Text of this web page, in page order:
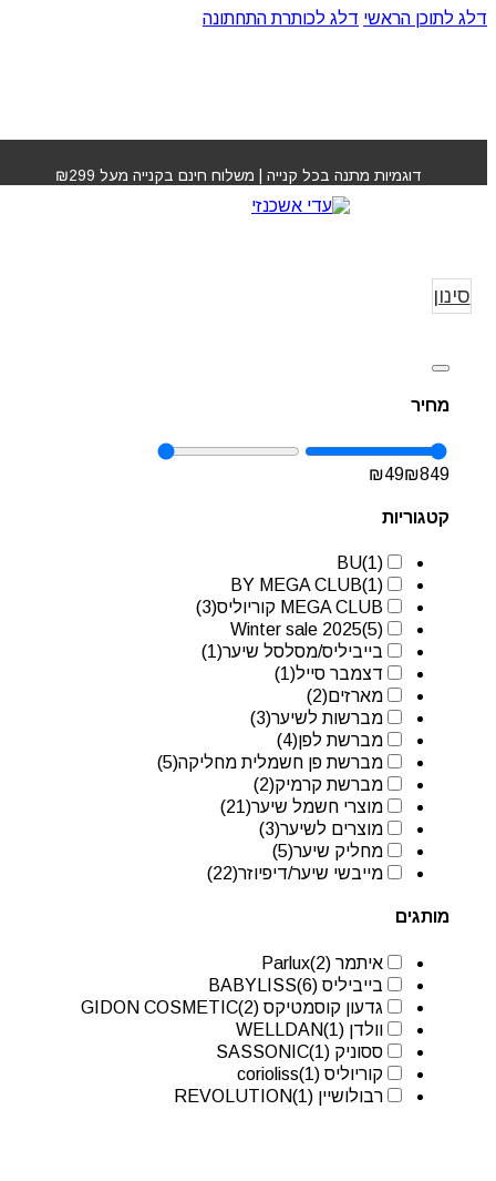
דלג לתוכן הראשי דלג לכותרת התחתונה
דוגמיות מתנה בכל קנייה | משלוח חינם בקנייה מעל ₪299
מייבשי שיער/דיפיוזר
סינון
מחיר
₪49₪849
קטגוריות
BU(1)
BY MEGA CLUB(1)
MEGA CLUB קוריוליס
(3)
Winter sale 2025(5)
בייביליס/מסלסל שיער(1)
דצמבר סייל(1)
מארזים(2)
מברשות לשיער(3)
מברשת לפן(4)
מברשת פן חשמלית מחליקה(5)
מברשת קרמיק(2)
מוצרי חשמל שיער(21)
מוצרים לשיער(3)
מחליק שיער(5)
מייבשי שיער/דיפיוזר(22)
מותגים
איתמר Parlux(2)
בייביליס BABYLISS(6)
גדעון קוסמטיקס GIDON COSMETIC(2)
וולדן WELLDAN(1)
ססוניק SASSONIC(1)
קוריוליס corioliss(1)
רבולושיין REVOLUTION(1)